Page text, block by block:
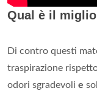
Qual è il
Di contro questi
traspirazione
odori sgradevoli e